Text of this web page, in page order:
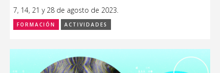
7, 14, 21 y 28 de agosto de 2023.
FORMACIÓN ACTIVIDADES